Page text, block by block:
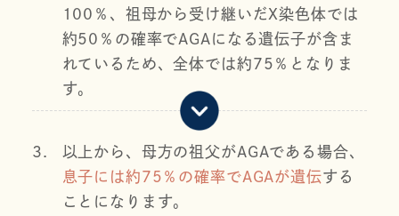
100％、祖母から受け継いだX染色体では
約50％の確率でAGAになる遺伝子が含ま
れているため、全体では約75％となりま
す。
3.
以上から、母方の祖父がAGAである場合、
息子には約75％の確率でAGAが遺伝する
ことになります。